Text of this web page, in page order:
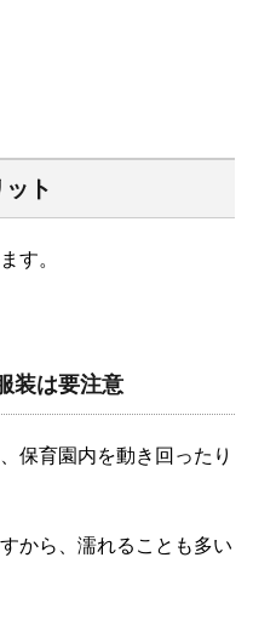
ト
す。
装は要注意
保育園内を動き回ったり
から、濡れることも多い